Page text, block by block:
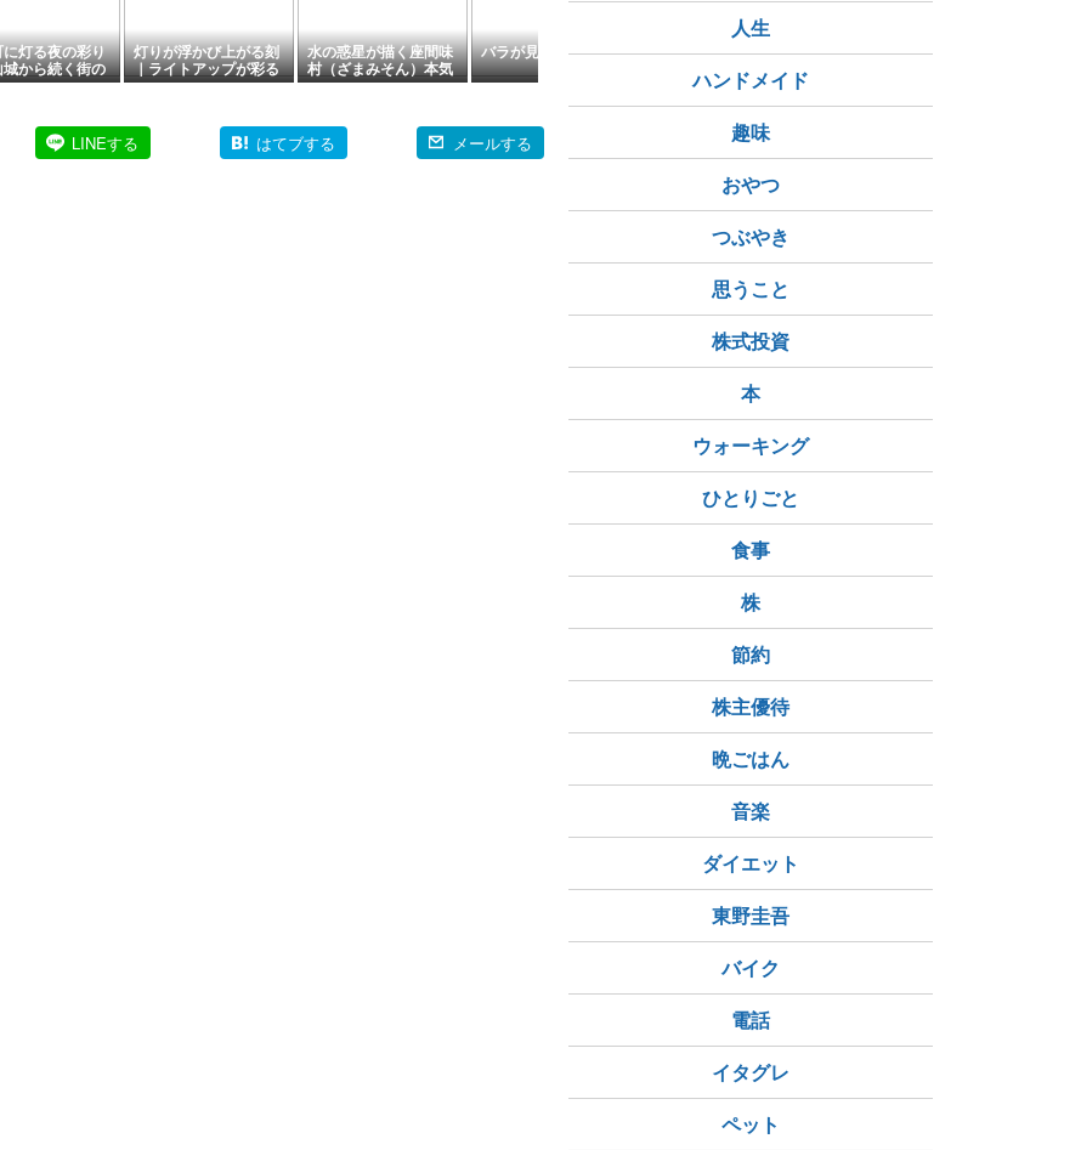
灯る夜の彩り
から続く街の
灯りが浮かび上がる刻
｜ライトアップが彩る
富山城の夜景
水の惑星が描く座間味
村（ざまみそん）本気
のケラマブルー【慶良
ワールド】
バラが見頃です🌹 光の断片 〜 物語の陰
で静かに輝く、美しい
一瞬の記憶 〜
野毛界隈④
LINEする はてブする メールする
人生
ハンドメイド
趣味
おやつ
つぶやき
思うこと
株式投資
本
ウォーキング
ひとりごと
食事
株
節約
株主優待
晩ごはん
音楽
ダイエット
東野圭吾
バイク
電話
イタグレ
ペット